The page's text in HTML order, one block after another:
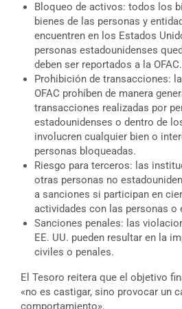
Bloqueo de activos: todos los
bienes de las personas y
encuentren en los Estados
personas estadounidenses
deben ser reportados a la OFAC.
Prohibición de transacciones:
OFAC prohíben de manera
transacciones realizadas por
estadounidenses o dentro de
involucren cualquier bien o
personas bloqueadas.
Riesgo para terceros: las
otras personas no
a sanciones si participan en
actividades con las personas o
Sanciones penales: las
EE. UU. pueden resultar en la
civiles o penales.
El Tesoro reitera que el objetivo
«no es castigar, sino provocar un
comportamiento».